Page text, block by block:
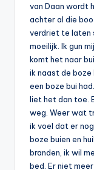
van Daan wordt
achter al die
verdriet te laten
moeilijk. Ik gun
komt het naar
ik naast de boze
een boze bui
liet het dan toe.
weg. Weer wat
ik voel dat er
boze buien en
branden, ik wil
bed. Er niet